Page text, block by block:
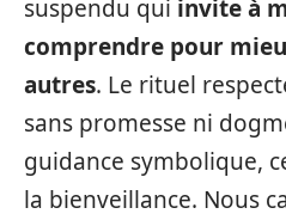
suspendu qui invite à
comprendre pour
autres. Le rituel
sans promesse ni
guidance symbolique,
la bienveillance. Nous